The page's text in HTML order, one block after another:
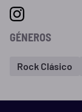
GÉNEROS
Rock Clásico